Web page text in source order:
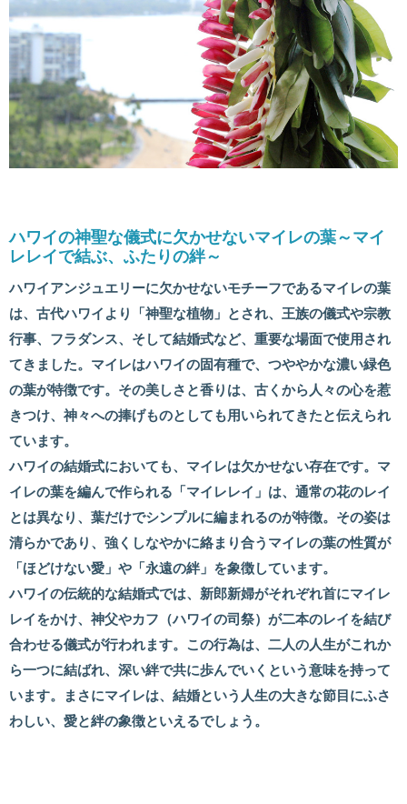
ハワイの神聖な儀式に欠かせないマイレの葉～マイ
レレイで結ぶ、ふたりの絆～
ハワイアンジュエリーに欠かせないモチーフであるマイレの葉
は、古代ハワイより「神聖な植物」とされ、王族の儀式や宗教
行事、フラダンス、そして結婚式など、重要な場面で使用され
てきました。マイレはハワイの固有種で、つややかな濃い緑色
の葉が特徴です。その美しさと香りは、古くから人々の心を惹
きつけ、神々への捧げものとしても用いられてきたと伝えられ
ています。
ハワイの結婚式においても、マイレは欠かせない存在です。マ
イレの葉を編んで作られる「マイレレイ」は、通常の花のレイ
とは異なり、葉だけでシンプルに編まれるのが特徴。その姿は
清らかであり、強くしなやかに絡まり合うマイレの葉の性質が
「ほどけない愛」や「永遠の絆」を象徴しています。
ハワイの伝統的な結婚式では、新郎新婦がそれぞれ首にマイレ
レイをかけ、神父やカフ（ハワイの司祭）が二本のレイを結び
合わせる儀式が行われます。この行為は、二人の人生がこれか
ら一つに結ばれ、深い絆で共に歩んでいくという意味を持って
います。まさにマイレは、結婚という人生の大きな節目にふさ
わしい、愛と絆の象徴といえるでしょう。